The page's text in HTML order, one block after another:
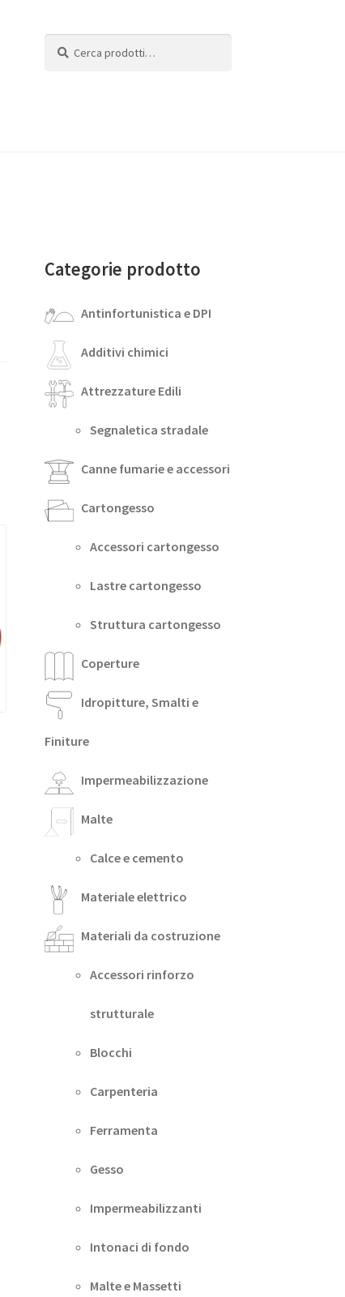
Categorie prodotto
Antinfortunistica e DPI
Additivi chimici
Attrezzature Edili
Segnaletica stradale
Canne fumarie e accessori
Cartongesso
Accessori cartongesso
Lastre cartongesso
Struttura cartongesso
Coperture
Idropitture, Smalti e
Finiture
Impermeabilizzazione
Malte
Calce e cemento
Materiale elettrico
Materiali da costruzione
Accessori rinforzo
strutturale
Blocchi
Carpenteria
Ferramenta
Gesso
Impermeabilizzanti
Intonaci di fondo
Malte e Massetti